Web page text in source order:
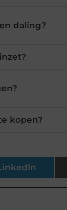
daling?
kopen?